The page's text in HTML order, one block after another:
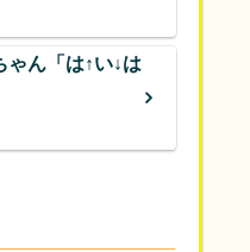
ゃん「は↑い↓は